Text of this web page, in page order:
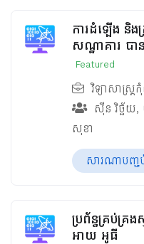
ការដំឡើង និងគ្
សណ្ឋាគារ បា
Featured
វិទ្យាសាស្ត្រ
ស៊ីន វិច្ឆ័យ,
សុខា
សារណាបញ្ចប់
ប្រព័ន្ធគ្រប់គ្រ
អាយ អូធី